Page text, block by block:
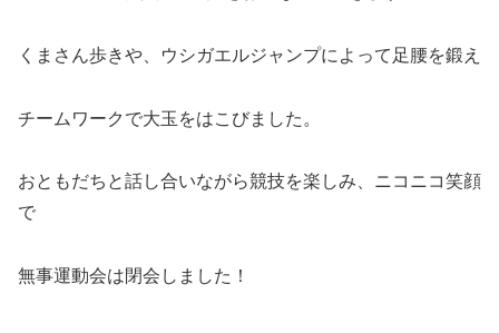
くまさん歩きや、ウシガエルジャンプによって足腰を鍛え
チームワークで大玉をはこびました。
おともだちと話し合いながら競技を楽しみ、ニコニコ笑顔
で
無事運動会は閉会しました！